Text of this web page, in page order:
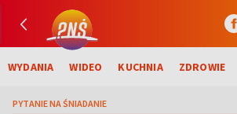
WYDANIA WIDEO KUCHNIA ZDROWIE
PYTANIE NA ŚNIADANIE